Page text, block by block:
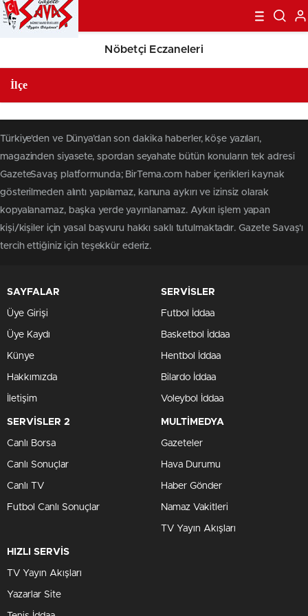
Nöbetçi Eczaneleri
Türkiye'den ve Dünya’dan son dakika haberler, köşe yazıları,
magazinden siyasete, spordan seyahate bütün konuların tek adresi
GazeteSavaş platformunda; BirTema.com haber içerikleri kaynak
gösterilmeden alıntı yapılamaz, kanuna aykırı ve izinsiz olarak
kopyalanamaz, başka yerde yayınlanamaz. Aykırı işlem yapan
kişi/kişiler için yasal başvuru hakkı saklı tutulmaktadır. Gazete Savaş'ı
tercih ettiğiniz için teşekkür ederiz.
SAYFALAR
Üye Girişi
Üye Kaydı
Künye
Hakkımızda
İletişim
SERVİSLER
Futbol İddaa
Basketbol İddaa
Hentbol İddaa
Bilardo İddaa
Voleybol İddaa
SERVİSLER 2
Canlı Borsa
Canlı Sonuçlar
Canlı TV
Futbol Canlı Sonuçlar
MULTİMEDYA
Gazeteler
Hava Durumu
Haber Gönder
Namaz Vakitleri
TV Yayın Akışları
HIZLI SERVİS
TV Yayın Akışları
Yazarlar Site